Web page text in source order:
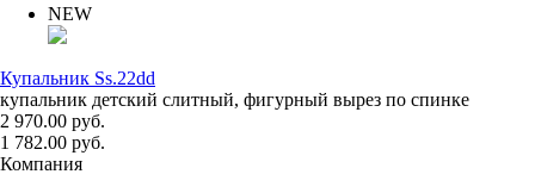
NEW
Купальник Ss.22dd
купальник детский слитный, фигурный вырез по спинке
2 970.00 руб.
1 782.00 руб.
Компания